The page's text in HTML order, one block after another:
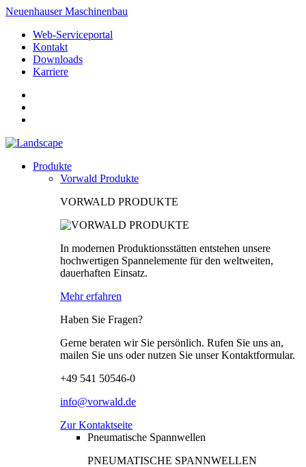
Neuenhauser Maschinenbau
Web-Serviceportal
Kontakt
Downloads
Karriere
Produkte
Vorwald Produkte
VORWALD PRODUKTE
In modernen Produktionsstätten entstehen unsere
hochwertigen Spannelemente für den weltweiten,
dauerhaften Einsatz.
Mehr erfahren
Haben Sie Fragen?
Gerne beraten wir Sie persönlich. Rufen Sie uns an,
mailen Sie uns oder nutzen Sie unser Kontaktformular.
+49 541 50546-0
info@vorwald.de
Zur Kontaktseite
Pneumatische Spannwellen
PNEUMATISCHE SPANNWELLEN